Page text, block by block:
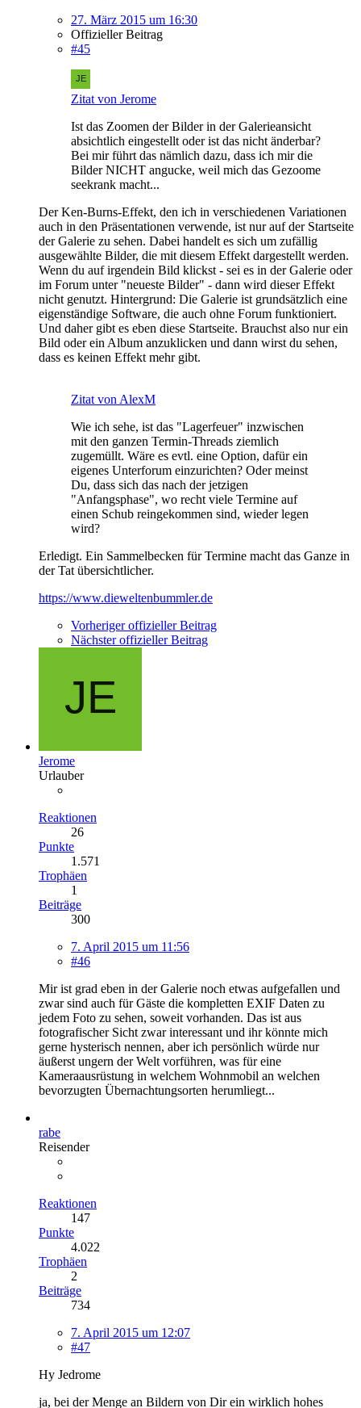
27. März 2015 um 16:30
Offizieller Beitrag
#45
Zitat von Jerome
Ist das Zoomen der Bilder in der Galerieansicht
absichtlich eingestellt oder ist das nicht änderbar?
Bei mir führt das nämlich dazu, dass ich mir die
Bilder NICHT angucke, weil mich das Gezoome
seekrank macht...
Der Ken-Burns-Effekt, den ich in verschiedenen Variationen
auch in den Präsentationen verwende, ist nur auf der Startseite
der Galerie zu sehen. Dabei handelt es sich um zufällig
ausgewählte Bilder, die mit diesem Effekt dargestellt werden.
Wenn du auf irgendein Bild klickst - sei es in der Galerie oder
im Forum unter "neueste Bilder" - dann wird dieser Effekt
nicht genutzt. Hintergrund: Die Galerie ist grundsätzlich eine
eigenständige Software, die auch ohne Forum funktioniert.
Und daher gibt es eben diese Startseite. Brauchst also nur ein
Bild oder ein Album anzuklicken und dann wirst du sehen,
dass es keinen Effekt mehr gibt.
Zitat von AlexM
Wie ich sehe, ist das "Lagerfeuer" inzwischen
mit den ganzen Termin-Threads ziemlich
zugemüllt. Wäre es evtl. eine Option, dafür ein
eigenes Unterforum einzurichten? Oder meinst
Du, dass sich das nach der jetzigen
"Anfangsphase", wo recht viele Termine auf
einen Schub reingekommen sind, wieder legen
wird?
Erledigt. Ein Sammelbecken für Termine macht das Ganze in
der Tat übersichtlicher.
https://www.dieweltenbummler.de
Vorheriger offizieller Beitrag
Nächster offizieller Beitrag
Jerome
Urlauber
Reaktionen
26
Punkte
1.571
Trophäen
1
Beiträge
300
7. April 2015 um 11:56
#46
Mir ist grad eben in der Galerie noch etwas aufgefallen und
zwar sind auch für Gäste die kompletten EXIF Daten zu
jedem Foto zu sehen, soweit vorhanden. Das ist aus
fotografischer Sicht zwar interessant und ihr könnte mich
gerne hysterisch nennen, aber ich persönlich würde nur
äußerst ungern der Welt vorführen, was für eine
Kameraausrüstung in welchem Wohnmobil an welchen
bevorzugten Übernachtungsorten herumliegt...
rabe
Reisender
Reaktionen
147
Punkte
4.022
Trophäen
2
Beiträge
734
7. April 2015 um 12:07
#47
Hy Jedrome
ja, bei der Menge an Bildern von Dir ein wirklich hohes